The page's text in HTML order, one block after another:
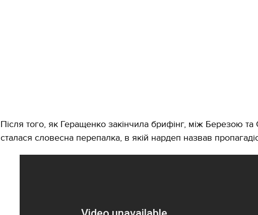
Після того, як Геращенко закінчила брифінг, між Березою
сталася словесна перепалка, в якій нардеп назвав